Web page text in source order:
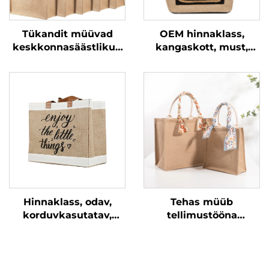
Tükandit müüvad
keskkonnasäästlikud
taaskasutatud 100%
jutikotid, kohandatud
trükitud logodega
OEM hinnaklass,
kangaskott, must,
väike trükk, ökotootlik
burlapi ja juutkott
Hinnaklass, odav,
korduvkasutatav,
Tehas müüb
tellimustööna